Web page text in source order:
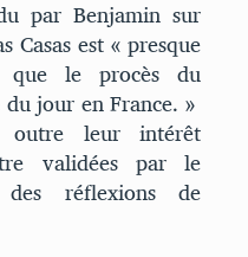
par Benjamin sur
Casas est « presque
le procès du
jour en France. »
outre leur intérêt
validées par le
des réflexions de